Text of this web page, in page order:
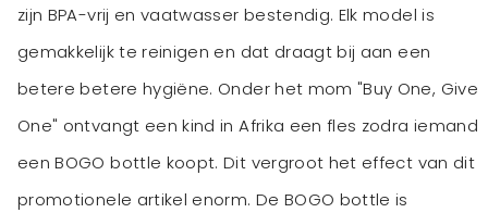
zijn BPA-vrij en vaatwasser bestendig. Elk model is
gemakkelijk te reinigen en dat draagt bij aan een
betere betere hygiëne. Onder het mom "Buy One, Give
One" ontvangt een kind in Afrika een fles zodra iemand
een BOGO bottle koopt. Dit vergroot het effect van dit
promotionele artikel enorm. De BOGO bottle is